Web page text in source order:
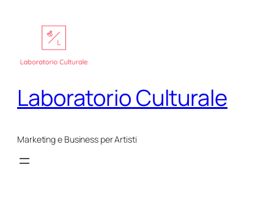
contenuto
Laboratorio Culturale
Marketing e Business per Artisti